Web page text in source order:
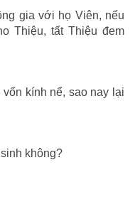
gia với họ Viên, nếu
Thiệu, tất Thiệu đem
kính nể, sao nay lại
không?